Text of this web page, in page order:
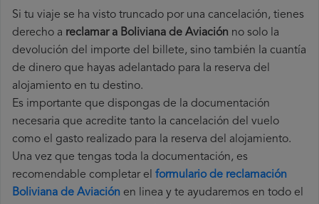
Si tu viaje se ha visto truncado por una cancelación, tienes
derecho a reclamar a Boliviana de Aviación no solo la
devolución del importe del billete, sino también la cuantía
de dinero que hayas adelantado para la reserva del
alojamiento en tu destino.
Es importante que dispongas de la documentación
necesaria que acredite tanto la cancelación del vuelo
como el gasto realizado para la reserva del alojamiento.
Una vez que tengas toda la documentación, es
recomendable completar el formulario de reclamación
Boliviana de Aviación en linea y te ayudaremos en todo el